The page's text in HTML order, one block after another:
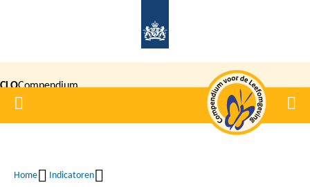
inhoud
gaan
CLOCompendium
voor de
Home
Home Indicatoren